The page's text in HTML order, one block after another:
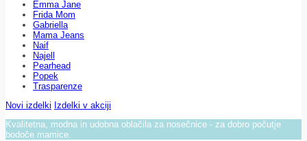
Emma Jane
Frida Mom
Gabriella
Mama Jeans
Naif
Najell
Pearhead
Popek
Trasparenze
Novi izdelki Izdelki v akciji
Kvalitetna, modna in udobna oblačila za nosečnice - za dobro počutje
bodoče mamice.